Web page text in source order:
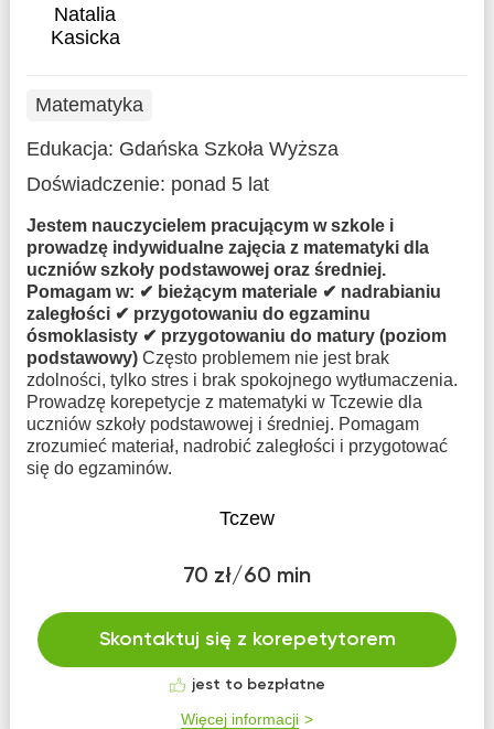
Natalia
Kasicka
Matematyka
Edukacja: Gdańska Szkoła Wyższa
Doświadczenie: ponad 5 lat
Jestem nauczycielem pracującym w szkole i
prowadzę indywidualne zajęcia z matematyki dla
uczniów szkoły podstawowej oraz średniej.
Pomagam w: ✔ bieżącym materiale ✔ nadrabianiu
zaległości ✔ przygotowaniu do egzaminu
ósmoklasisty ✔ przygotowaniu do matury (poziom
podstawowy) Często problemem nie jest brak
zdolności, tylko stres i brak spokojnego wytłumaczenia.
Prowadzę korepetycje z matematyki w Tczewie dla
uczniów szkoły podstawowej i średniej. Pomagam
zrozumieć materiał, nadrobić zaległości i przygotować
się do egzaminów.
Tczew
70 zł/60 min
Skontaktuj się z korepetytorem
jest to bezpłatne
Więcej informacji